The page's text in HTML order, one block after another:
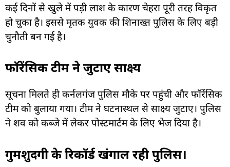
कई दिनों से खुले में पड़ी लाश के कारण चेहरा पूरी तरह विकृत
हो चुका है। इससे मृतक युवक की शिनाख्त पुलिस के लिए बड़ी
चुनौती बन गई है।
फॉरेंसिक टीम ने जुटाए साक्ष्य
सूचना मिलते ही कर्नलगंज पुलिस मौके पर पहुंची और फॉरेंसिक
टीम को बुलाया गया। टीम ने घटनास्थल से साक्ष्य जुटाए। पुलिस
ने शव को कब्जे में लेकर पोस्टमार्टम के लिए भेज दिया है।
गुमशुदगी के रिकॉर्ड खंगाल रही पुलिस।